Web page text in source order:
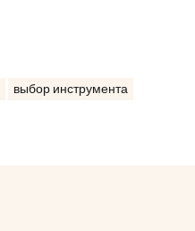
выбор инструмента